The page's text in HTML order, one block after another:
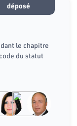
déposé
le chapitre
du statut